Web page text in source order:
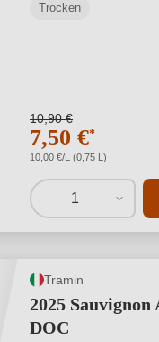
Trocken
10,90 €
7,50 €*
10,00 €/L (0,75 L)
1
Tramin
2025 Sauvignon
DOC